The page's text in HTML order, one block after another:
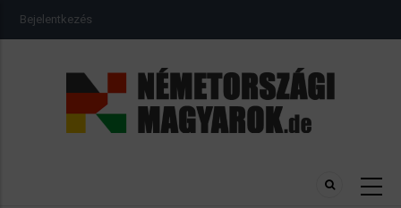
USER
ACCOUNT
Bejelentkezés